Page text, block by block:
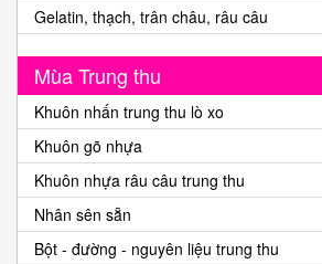
Gelatin, thạch, trân châu, râu câu
Mùa Trung thu
Khuôn nhấn trung thu lò xo
Khuôn gõ nhựa
Khuôn nhựa râu câu trung thu
Nhân sên sẵn
Bột - đường - nguyên liệu trung thu